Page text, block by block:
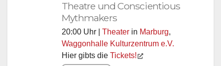
Theatre und Conscientious
Mythmakers
20:00 Uhr | Theater in Marburg,
Waggonhalle Kulturzentrum e.V.
Hier gibts die Tickets!